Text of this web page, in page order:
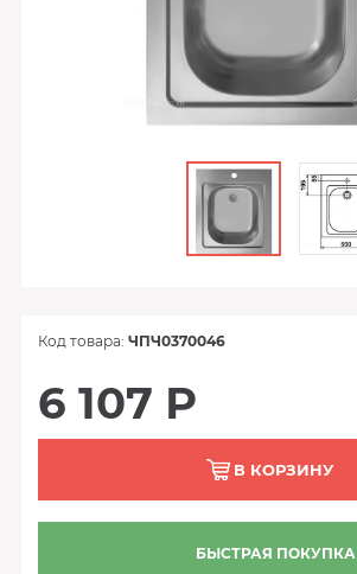
Код товара: ЧПЧ0370046
6 107 Р
В КОРЗИНУ
БЫСТРАЯ ПОКУПКА